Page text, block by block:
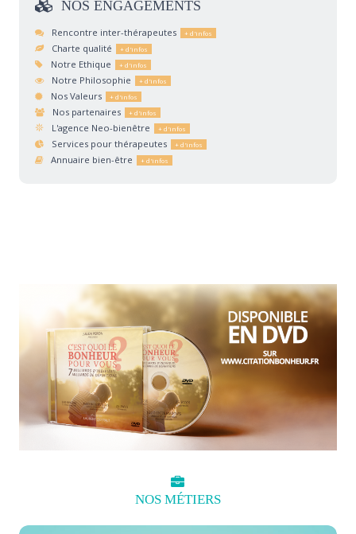
NOS ENGAGEMENTS
Rencontre inter-thérapeutes
Charte qualité
Notre Ethique
Notre Philosophie
Nos Valeurs
Nos partenaires
L'agence Neo-bienêtre
Services pour thérapeutes
Annuaire bien-être
NOS MÉTIERS